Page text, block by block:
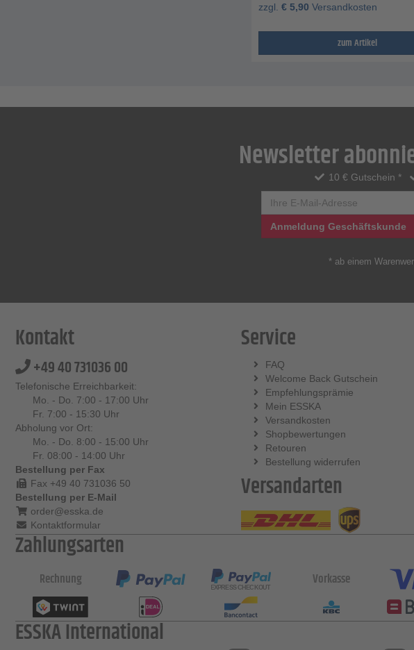
zzgl. € 5,90 Versandkosten
zum Artikel
Newsletter
10 € Gutschein *
Anmeldung Geschäftskunde
* ab einem
Kontakt
+49 40 731036 00
Telefonische Erreichbarkeit:
Mo. - Do. 7:00 - 17:00 Uhr
Fr. 7:00 - 15:30 Uhr
Abholung vor Ort:
Mo. - Do. 8:00 - 15:00 Uhr
Fr. 08:00 - 14:00 Uhr
Bestellung per Fax
Fax +49 40 731036 50
Bestellung per E-Mail
order@esska.de
Kontaktformular
Service
FAQ
Welcome Back Gutschein
Empfehlungsprämie
Mein ESSKA
Versandkosten
Shopbewertungen
Retouren
Bestellung widerrufen
Versandarten
Zahlungsarten
Rechnung Vorkasse
ESSKA International